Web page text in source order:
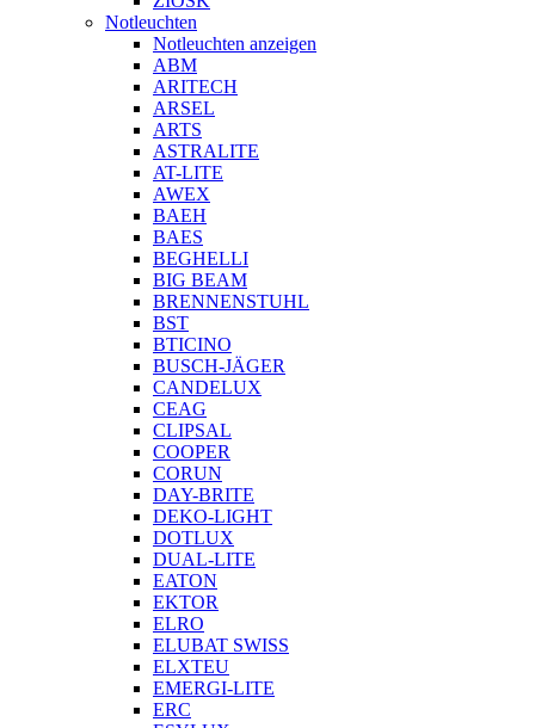
Notleuchten
Notleuchten anzeigen
ABM
ARITECH
ARSEL
ARTS
ASTRALITE
AT-LITE
AWEX
BAEH
BAES
BEGHELLI
BIG BEAM
BRENNENSTUHL
BST
BTICINO
BUSCH-JÄGER
CANDELUX
CEAG
CLIPSAL
COOPER
CORUN
DAY-BRITE
DEKO-LIGHT
DOTLUX
DUAL-LITE
EATON
EKTOR
ELRO
ELUBAT SWISS
ELXTEU
EMERGI-LITE
ERC